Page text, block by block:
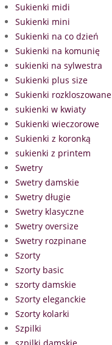
Sukienki midi
Sukienki mini
Sukienki na co dzień
Sukienki na komunię
sukienki na sylwestra
Sukienki plus size
Sukienki rozkloszowane
sukienki w kwiaty
Sukienki wieczorowe
Sukienki z koronką
sukienki z printem
Swetry
Swetry damskie
Swetry długie
Swetry klasyczne
Swetry oversize
Swetry rozpinane
Szorty
Szorty basic
szorty damskie
Szorty eleganckie
Szorty kolarki
Szpilki
szpilki damskie